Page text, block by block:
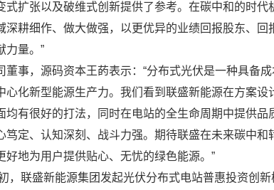
式扩张以及破维式创新提供了参考。在碳中和的时代
深耕细作、做大做强，以更优异的业绩回报股东、回
力量。”
董事，源码资本王菂表示：“分布式光伏是一种具备
心化新型能源生产力。我们看到联盛新能源在方案设
均有很好的打法，同时在电站的全生命周期中提供品
笃定、认知深刻、战斗力强。期待联盛在未来碳中和
好地为用户提供贴心、无忧的绿色能源。”
，联盛新能源集团发起光伏分布式电站普惠投资创
*验证码
职务